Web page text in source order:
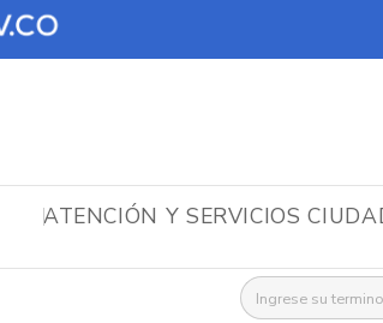
ATENCIÓN Y SERVICIOS
Buscar: